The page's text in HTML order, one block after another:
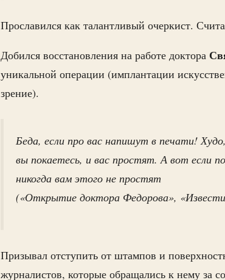
Прославился как талантливый очеркист.
Добился восстановления на работе доктора
уникальной операции (имплантации
зрение).
Беда, если про вас напишут в печати!
вы покаетесь, и вас простят. А вот если
никогда вам этого не простят
(«Открытие доктора Федорова»,
Призывал отступить от штампов и
журналистов, которые обращались к нему за